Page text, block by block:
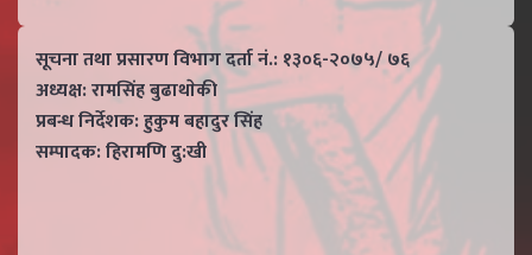
सूचना तथा प्रसारण विभाग दर्ता नं.: १३०६-२०७५/ ७६
अध्यक्ष: रामसिंह बुढाथाेकी
प्रबन्ध निर्देशक: हुकुम बहादुर सिंह
सम्पादक: हिरामणि दु:खी